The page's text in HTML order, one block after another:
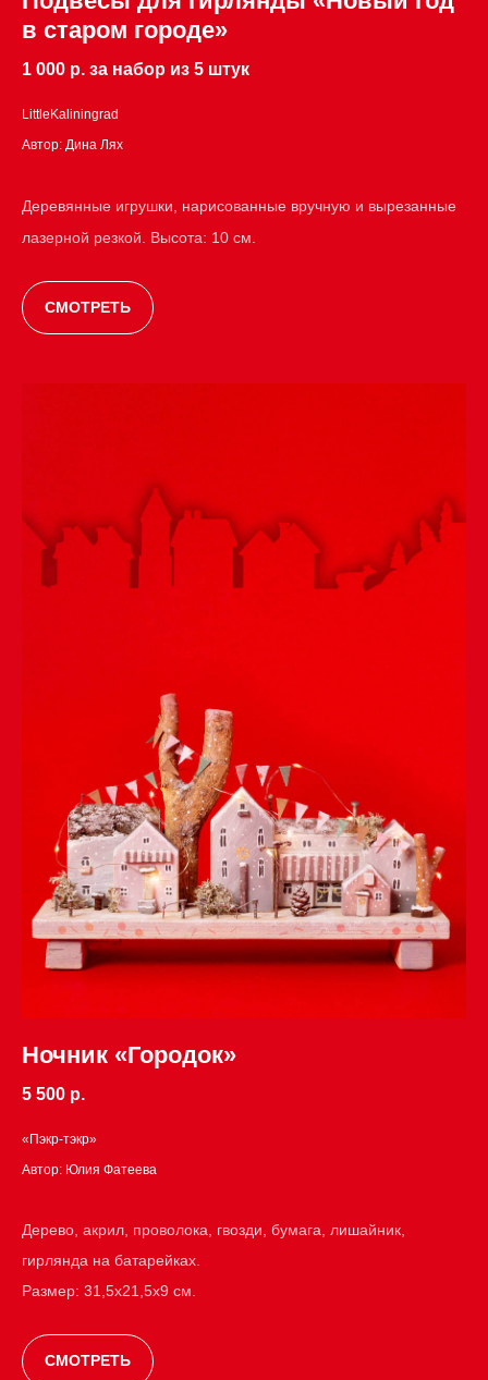
в старом городе»
1 000 р. за набор из 5 штук
LittleKaliningrad
Автор: Дина Лях
Деревянные игрушки, нарисованные вручную и вырезанные
лазерной резкой. Высота: 10 см.
СМОТРЕТЬ
Ночник «Городок»
5 500 р.
«Пэкр-тэкр»
Автор: Юлия Фатеева
Дерево, акрил, проволока, гвозди, бумага, лишайник,
гирлянда на батарейках.
Размер: 31,5х21,5х9 см.
СМОТРЕТЬ